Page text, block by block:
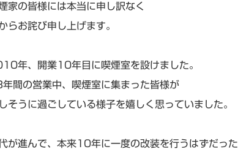
家の皆様には本当に申し訳なく
らお詫び申し上げます。
年、開業10年目に喫煙室を設けました。
間の営業中、喫煙室に集まった皆様が
そうに過ごしている様子を嬉しく思っていました。
が進んで、本来10年に一度の改装を行うはずだった